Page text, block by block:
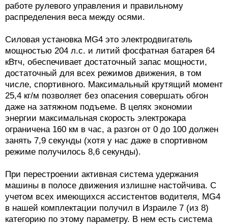
работе рулевого управления и правильному
распределения веса между осями.
Силовая установка MG4 это электродвигатель
мощностью 204 л.с. и литий фосфатная батарея 64
кВтч, обеспечивает достаточный запас мощности,
достаточный для всех режимов движения, в том
числе, спортивного. Максимальный крутящий момент
25,4 кг/м позволяет без опасения совершать обгон
даже на затяжном подъеме. В целях экономии
энергии максимальная скорость электрокара
ограничена 160 км в час, а разгон от 0 до 100 должен
занять 7,9 секунды (хотя у нас даже в спортивном
режиме получилось 8,6 секунды).
При перестроении активная система удержания
машины в полосе движения излишне настойчива. С
учетом всех имеющихся ассистентов водителя, MG4
в нашей комплектации получил в Израиле 7 (из 8)
категорию по этому параметру. В нем есть система